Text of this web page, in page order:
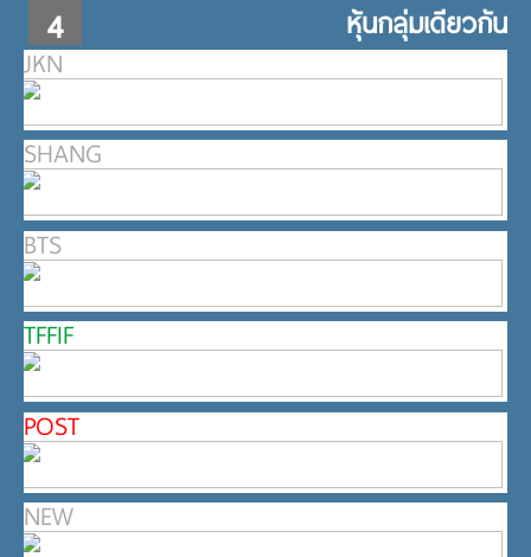
4 หุ้นกลุ่มเดียวกัน
JKN
SHANG
BTS
TFFIF
POST
NEW